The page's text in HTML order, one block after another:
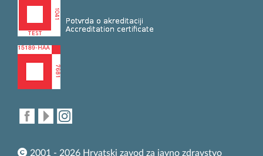
2001 - 2026 Hrvatski zavod za javno zdravstvo